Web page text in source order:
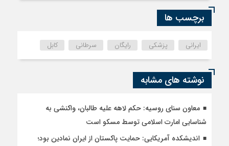
برچسب ها
ایرانی پزشکی رایگان سرطانی کابل
نوشته های مشابه
معاون سنای روسیه: حکم لاهه علیه طالبان، واکنشی به
شناسایی امارت اسلامی توسط مسکو است
اندیشکده آمریکایی: حمایت پاکستان از ایران نمادین بود؛